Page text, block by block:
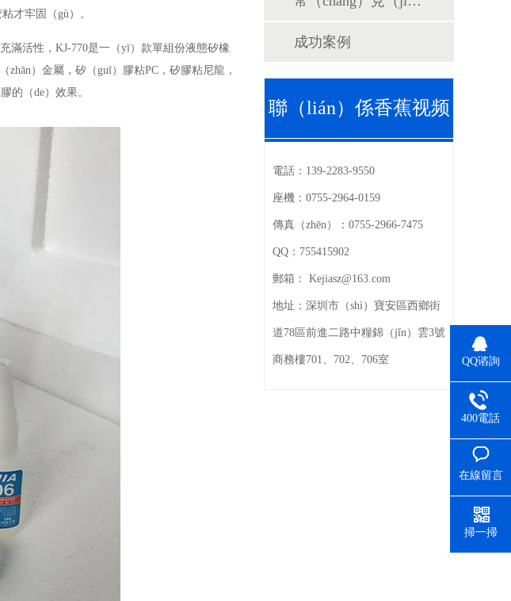
才牢固（gù）。
滿活性，KJ-770是一（yī）款單組份液態矽橡
zhān）金屬，矽（guī）膠粘PC ，矽膠粘尼龍，
的（de）效果。
成功案例
聯（lián）係香蕉视频
官
電話： 139-2283-9550
座機： 0755-2964-0159
傳真（zhēn）： 0755-2966-7475
QQ： 755415902
郵箱： Kejiasz@163.com
地址： 深圳市（shì）寶安區西鄉街
道78區前進二路中糧錦（jǐn）雲3號
商務樓701、702、706室 QQ谘詢
400電話
在線留言
掃一掃